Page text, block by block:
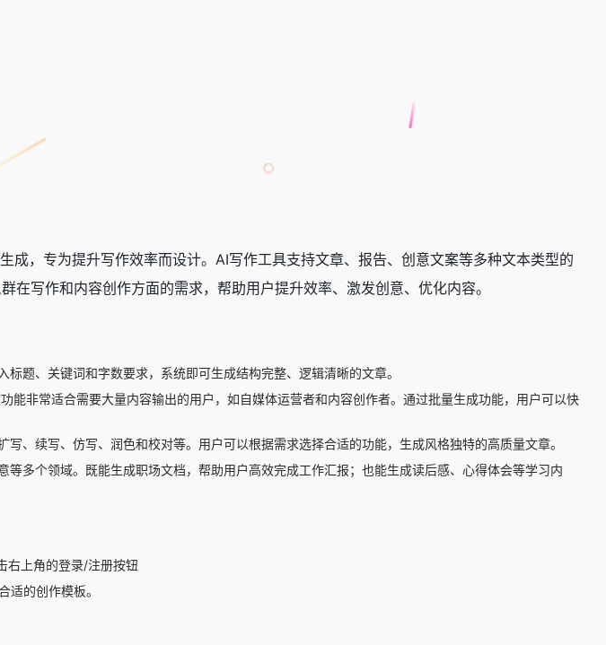
成，专为提升写作效率而设计。AI写作工具支持文章、报告、创意文案等多种文本类型的
写作和内容创作方面的需求，帮助用户提升效率、激发创意、优化内容。
题、关键词和字数要求，系统即可生成结构完整、逻辑清晰的文章。
能非常适合需要大量内容输出的用户，如自媒体运营者和内容创作者。通过批量生成功能，用户可以快
、续写、仿写、润色和校对等。用户可以根据需求选择合适的功能，生成风格独特的高质量文章。
等多个领域。既能生成职场文档，帮助用户高效完成工作汇报；也能生成读后感、心得体会等学习内
上角的登录/注册按钮
适的创作模板。